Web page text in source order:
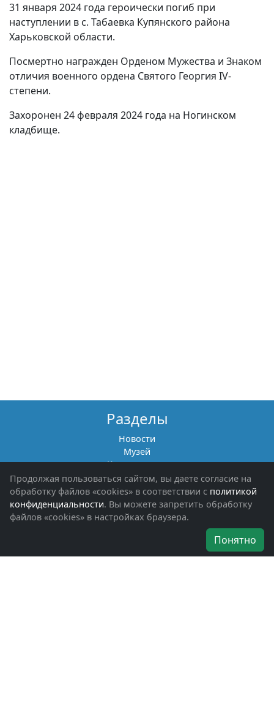
31 января 2024 года героически погиб при
наступлении в с. Табаевка Купянского района
Харьковской области.
Посмертно награжден Орденом Мужества и Знаком
отличия военного ордена Святого Георгия IV-
степени.
Захоронен 24 февраля 2024 года на Ногинском
кладбище.
Разделы
Новости
Музей
Книги памяти
Фотоальбомы
Обращения граждан
Помощь участникам СВО и их семьям
Об организации
Наши награды
Продолжая пользоваться сайтом, вы даете согласие на
обработку файлов «cookies» в соответствии с политикой
конфиденциальности. Вы можете запретить обработку
файлов «cookies» в настройках браузера.
Понятно